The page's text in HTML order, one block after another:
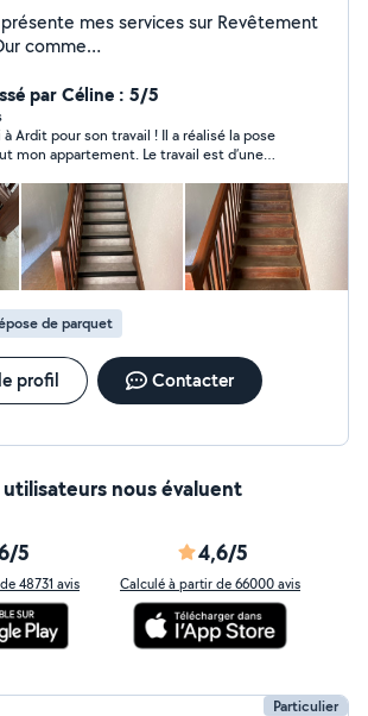
mes services sur Revêtement
. Preparation du support Chape/ reagreage etc
par Céline : 5/5
Ardit pour son travail ! Il a réalisé la pose
mon appartement. Le travail est d’une
est posé à la perfection, travail hyper
de sérieux et une grande attention
a fait preuve d’un professionnalisme
de ses compétences, c’est une personne
et de très bon conseil. C’est rare de tomber
professionnel et sympa à la fois. Le rapport
ce qui rend son intervention encore
appel à lui pour mes futurs projets.
pour ce travail et cette belle rencontre !
de parquet
profil Contacter
utilisateurs nous évaluent
5
48731 avis
4,6/5
Calculé à partir de 66000 avis
Particulier